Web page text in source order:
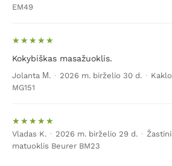
EM49
Kokybiškas masažuoklis.
Jolanta М. · 2026 m. birželio 30 d. ·
MG151
Vladas K. · 2026 m. birželio 29 d. ·
matuoklis Beurer BM23